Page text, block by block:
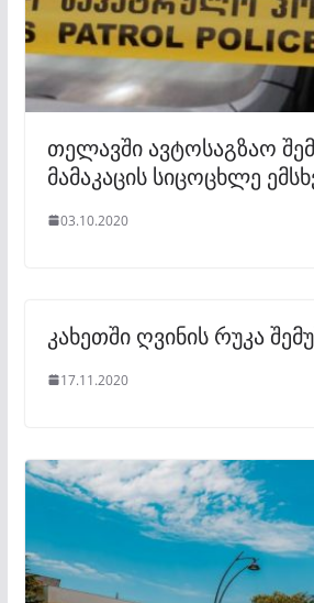
თელავში ავტოსაგზაო
მამაკაცის სიცოცხლე
03.10.2020
კახეთში ღვინის რუკა
17.11.2020